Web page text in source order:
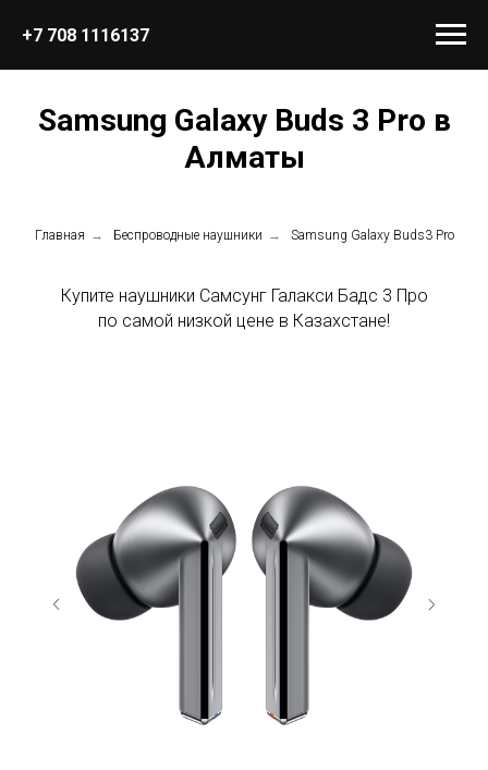
+7 708 1116137
Samsung Galaxy Buds 3 Pro в
Алматы
Главная → Беспроводные наушники → Samsung Galaxy Buds3 Pro
Купите наушники Самсунг Галакси Бадс 3 Про
по самой низкой цене в Казахстане!